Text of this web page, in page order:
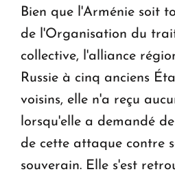
Bien que l'Arménie soit
de l'Organisation du
collective, l'alliance
Russie à cinq anciens
voisins, elle n'a reçu
lorsqu'elle a demandé
de cette attaque contre
souverain. Elle s'est